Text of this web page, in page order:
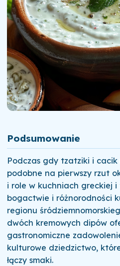
Podsumowanie
Podczas gdy tzatziki i
podobne na pierwszy rzut
i role w kuchniach greckiej
bogactwie i różnorodności
regionu
dwóch kremowych dipów
gastronomiczne
kulturowe dziedzictwo,
łączy smaki.